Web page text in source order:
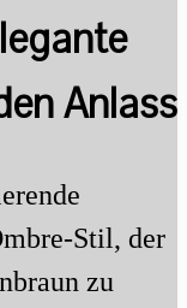
Anlass
Stil, der
zu